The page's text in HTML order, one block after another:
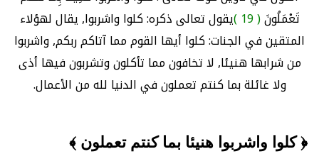
تَعْمَلُونَ( 19 )
يقول تعالى ذكره: كلوا واشربوا, يقال لهؤلاء
المتقين في الجنات: كلوا أيها القوم مما آتاكم ربكم, واشربوا
من شرابها هنيئا, لا تخافون مما تأكلون وتشربون فيها أذى
ولا غائلة بما كنتم تعملون في الدنيا لله من الأعمال.
﴿ كلوا واشربوا هنيئا بما كنتم تعملون ﴾